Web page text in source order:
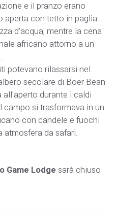
e il pranzo erano
aperta con tetto in paglia
d'acqua, mentre la cena
africano attorno a un
potevano rilassarsi nel
secolare di Boer Bean
durante i caldi
campo si trasformava in un
con candele e fuochi
da safari.
Game Lodge sarà chiuso